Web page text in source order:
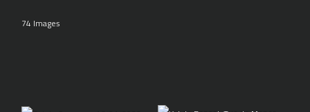
74 Images